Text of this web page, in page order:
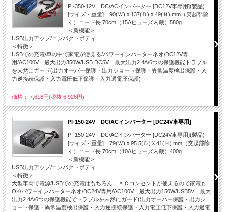
PI-350-12V DC/ACインバーター [DC12V車専用](製品)
[サイズ・重量] 90(Ｗ)Ｘ137(Ｄ)Ｘ49(Ｈ) mm（突起部除
く）コード長 70cm（15Aヒューズ内蔵）580g
＜新機能＞
USB出力アップ/コンパクトボディ
＜特徴＞
USBでの充電/車の中で家電が使える/パワーインバーターネオ/DC12V専
用/AC100V 最大出力350W/USB DC5V 最大出力2.4A/6つの保護機能トラブル
を未然にガード(出力オーバー保護・出力ショート保護・異常温度検出保護・入
力逆接続保護・入力電圧低下保護・入力過電圧保護)
価格： 7,618円(税抜 6,926円)
PI-150-24V DC/ACインバーター [DC24V車専用]
PI-150-24V DC/ACインバーター [DC24V車専用](製品)
[サイズ・重量] 79(Ｗ)Ｘ95.5(Ｄ)Ｘ41(Ｈ) mm（突起部除
く）コード長 70cm（10Aヒューズ内蔵）400g
＜新機能＞
USB出力アップ/コンパクトボディ
＜特徴＞
大型車両で電源/USBでの充電はもちろん、ＡＣコンセントが使えるので家電も
OK/パワーインバーターネオ/DC24V専用/AC100V 最大出力150W/USB5V 最大
出力2.4A/6つの保護機能でトラブルを未然にガード(出力オーバー保護・出力シ
ョート保護・異常温度検出保護・入力逆接続保護・入力電圧低下保護・入力過電